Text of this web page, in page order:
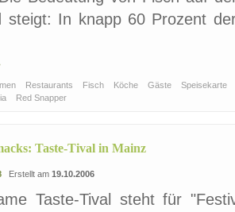
steigt: In knapp 60 Prozent
Restaurants Fisch Köche Gäste
Speisekarte
Red Snapper
Taste-Tival in Mainz
Erstellt am 19.10.2006
Taste-Tival steht für